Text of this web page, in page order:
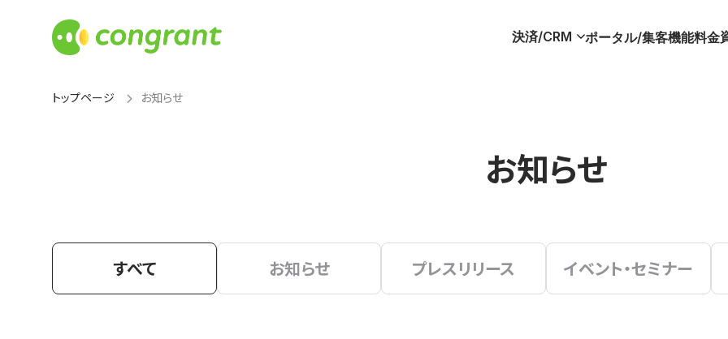
決済/CRM ポータル/集客機能料金
トップページ お知らせ
お知らせ
すべて お知らせ プレスリリース イベント・セミナー